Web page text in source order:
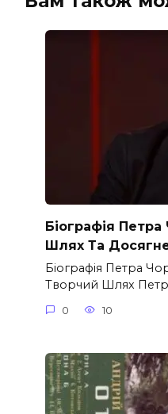
Біографія
Шлях Та
Біографія Петра
Творчий Шлях
0 10